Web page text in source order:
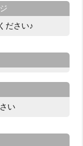
ださい♪
い